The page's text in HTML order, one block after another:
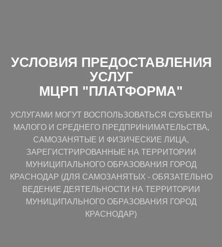
УСЛОВИЯ ПРЕДОСТАВЛЕНИЯ
УСЛУГ
МЦРП "ПЛАТФОРМА"
УСЛУГАМИ МОГУТ ВОСПОЛЬЗОВАТЬСЯ СУБЪЕКТЫ
МАЛОГО И СРЕДНЕГО ПРЕДПРИНИМАТЕЛЬСТВА,
САМОЗАНЯТЫЕ И ФИЗИЧЕСКИЕ ЛИЦА,
ЗАРЕГИСТРИРОВАННЫЕ НА ТЕРРИТОРИИ
МУНИЦИПАЛЬНОГО ОБРАЗОВАНИЯ ГОРОД
КРАСНОДАР (ДЛЯ САМОЗАНЯТЫХ - ОБЯЗАТЕЛЬНО
ВЕДЕНИЕ ДЕЯТЕЛЬНОСТИ НА ТЕРРИТОРИИ
МУНИЦИПАЛЬНОГО ОБРАЗОВАНИЯ ГОРОД
КРАСНОДАР)